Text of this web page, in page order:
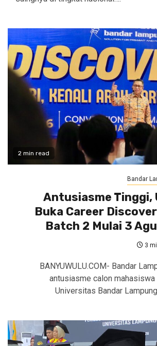
2 min read
Bandar
Antusiasme Tinggi,
Buka Career
Batch 2 Mulai 3
3
BANYUWULU.COM- Bandar
antusiasme calon mahasiswa
Universitas Bandar